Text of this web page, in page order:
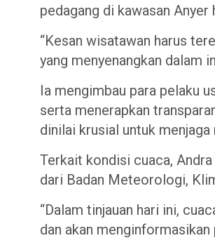
pedagang di kawasan
​“Kesan wisatawan harus
yang menyenangkan dalam
​Ia mengimbau para pelaku
serta menerapkan
dinilai krusial untuk
​Terkait kondisi cuaca,
dari Badan Meteorologi,
​“Dalam tinjauan hari ini,
dan akan